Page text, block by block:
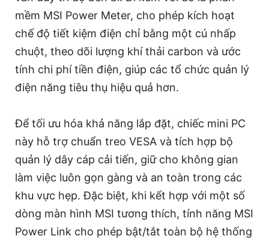
mềm MSI Power Meter, cho phép kích hoạt
chế độ tiết kiệm điện chỉ bằng một cú nhấp
chuột, theo dõi lượng khí thải carbon và ước
tính chi phí tiền điện, giúp các tổ chức quản lý
điện năng tiêu thụ hiệu quả hơn.
Để tối ưu hóa khả năng lắp đặt, chiếc mini PC
này hỗ trợ chuẩn treo VESA và tích hợp bộ
quản lý dây cáp cải tiến, giữ cho không gian
làm việc luôn gọn gàng và an toàn trong các
khu vực hẹp. Đặc biệt, khi kết hợp với một số
dòng màn hình MSI tương thích, tính năng MSI
Power Link cho phép bật/tắt toàn bộ hệ thống